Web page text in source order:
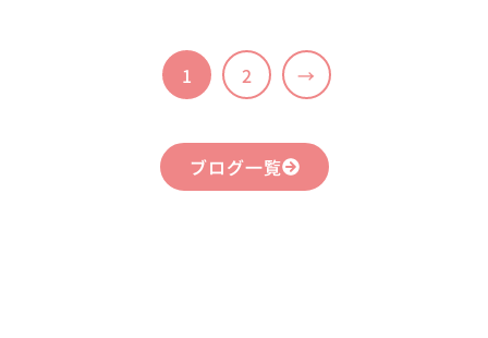
1 2 →
ブログ一覧